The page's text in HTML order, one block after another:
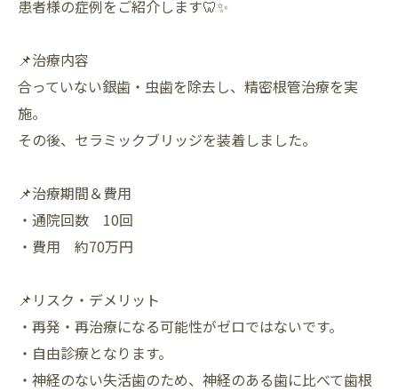
患者様の症例をご紹介します🦷✨
📌治療内容
合っていない銀歯・虫歯を除去し、精密根管治療を実
施。
その後、セラミックブリッジを装着しました。
📌治療期間＆費用
・通院回数 10回
・費用 約70万円
📌リスク・デメリット
・再発・再治療になる可能性がゼロではないです。
・自由診療となります。
・神経のない失活歯のため、神経のある歯に比べて歯根